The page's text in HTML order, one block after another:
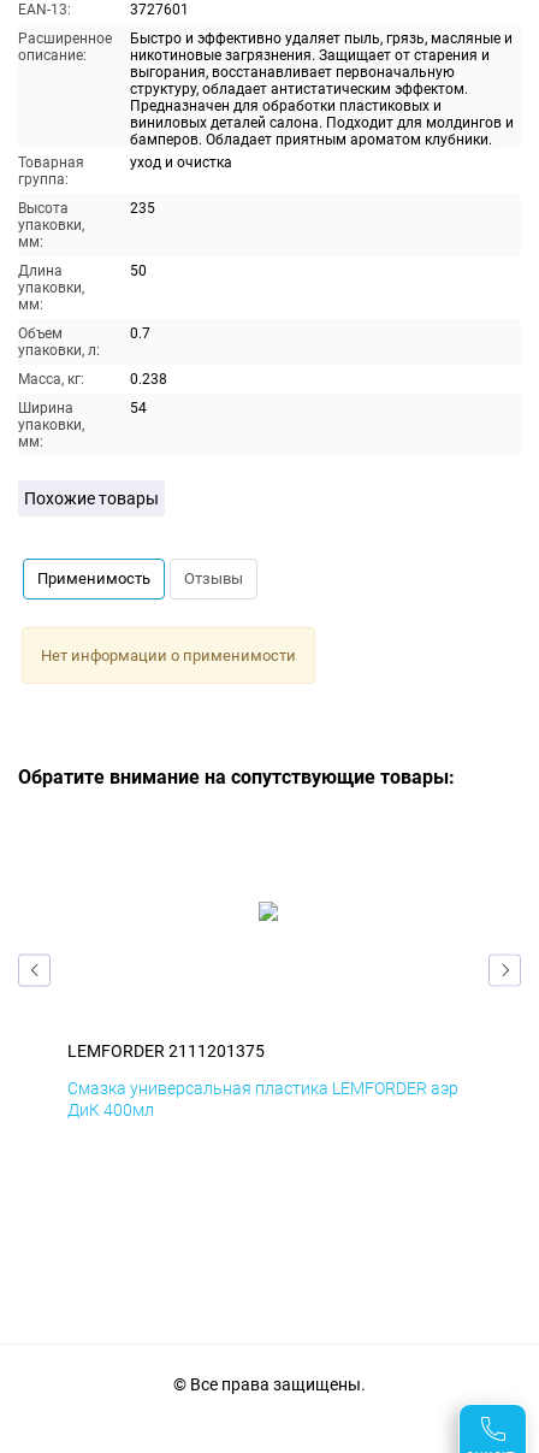
EAN-13:
3727601
Расширенное
описание:
Быстро и эффективно удаляет пыль, грязь, масляные и
никотиновые загрязнения. Защищает от старения и
выгорания, восстанавливает первоначальную
структуру, обладает антистатическим эффектом.
Предназначен для обработки пластиковых и
виниловых деталей салона. Подходит для молдингов и
бамперов. Обладает приятным ароматом клубники.
Товарная
группа:
уход и очистка
Высота
упаковки,
мм:
235
Длина
упаковки,
мм:
50
Объем
упаковки, л:
0.7
Масса, кг:
0.238
Ширина
упаковки,
мм:
54
Похожие товары
Применимость Отзывы
Нет информации о применимости
Обратите внимание на сопутствующие товары:
LEMFORDER 2111201375
Смазка универсальная пластика LEMFORDER аэр
ДиК 400мл
© Все права защищены.